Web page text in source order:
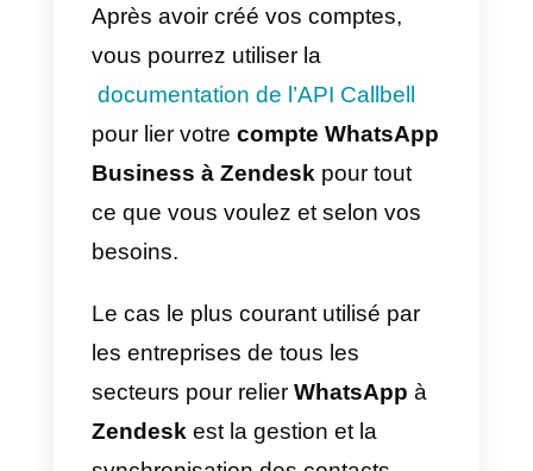
En outre, Callbell offre une
multitude de sous-fonctionnalités
ventes, notamment des mesures
spécialisées, un routage
automatique, des chats internes
entre agents, la possibilité de
créer un catalogue numérique
pour l’entreprise et bien plus
encore.